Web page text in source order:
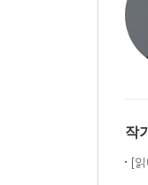
작
[